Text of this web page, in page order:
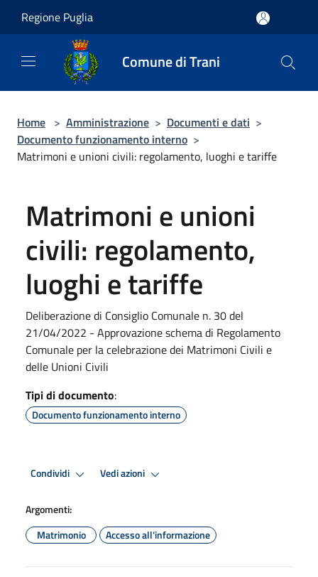
Regione Puglia
Comune di Trani
Home > Amministrazione > Documenti e dati >
Documento funzionamento interno >
Matrimoni e unioni civili: regolamento, luoghi e tariffe
Matrimoni e unioni
civili: regolamento,
luoghi e tariffe
Deliberazione di Consiglio Comunale n. 30 del
21/04/2022 - Approvazione schema di Regolamento
Comunale per la celebrazione dei Matrimoni Civili e
delle Unioni Civili
Tipi di documento:
Documento funzionamento interno
Condividi Vedi azioni
Argomenti:
Matrimonio
Accesso all'informazione